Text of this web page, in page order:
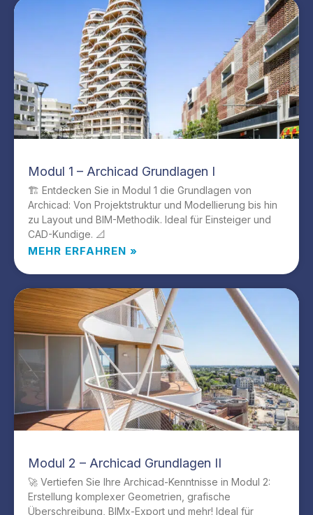
Modul 1 – Archicad Grundlagen I
🏗️ Entdecken Sie in Modul 1 die Grundlagen von
Archicad: Von Projektstruktur und Modellierung bis hin
zu Layout und BIM-Methodik. Ideal für Einsteiger und
CAD-Kundige. 📐
MEHR ERFAHREN »
Modul 2 – Archicad Grundlagen II
🚀 Vertiefen Sie Ihre Archicad-Kenntnisse in Modul 2:
Erstellung komplexer Geometrien, grafische
Überschreibung, BIMx-Export und mehr! Ideal für